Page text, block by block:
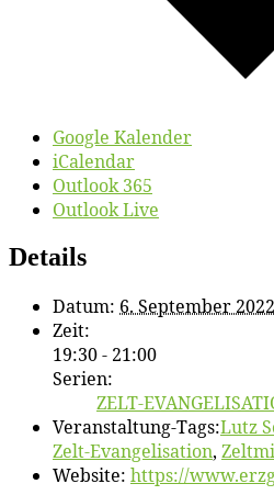
Google Kalender
iCalendar
Outlook 365
Outlook Live
Details
Datum: 6. September 2022
Zeit:
19:30 - 21:00
Serien:
ZELT-
Veranstaltung-Tags:Lutz
Zelt-Evangelisation,
Website: https://